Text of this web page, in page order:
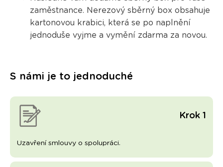
zaměstnance. Nerezový sběrný box obsahuje
kartonovou krabici, která se po naplnění
jednoduše vyjme a vymění zdarma za novou.
S námi je to jednoduché
Krok 1
Uzavření smlouvy o spolupráci.